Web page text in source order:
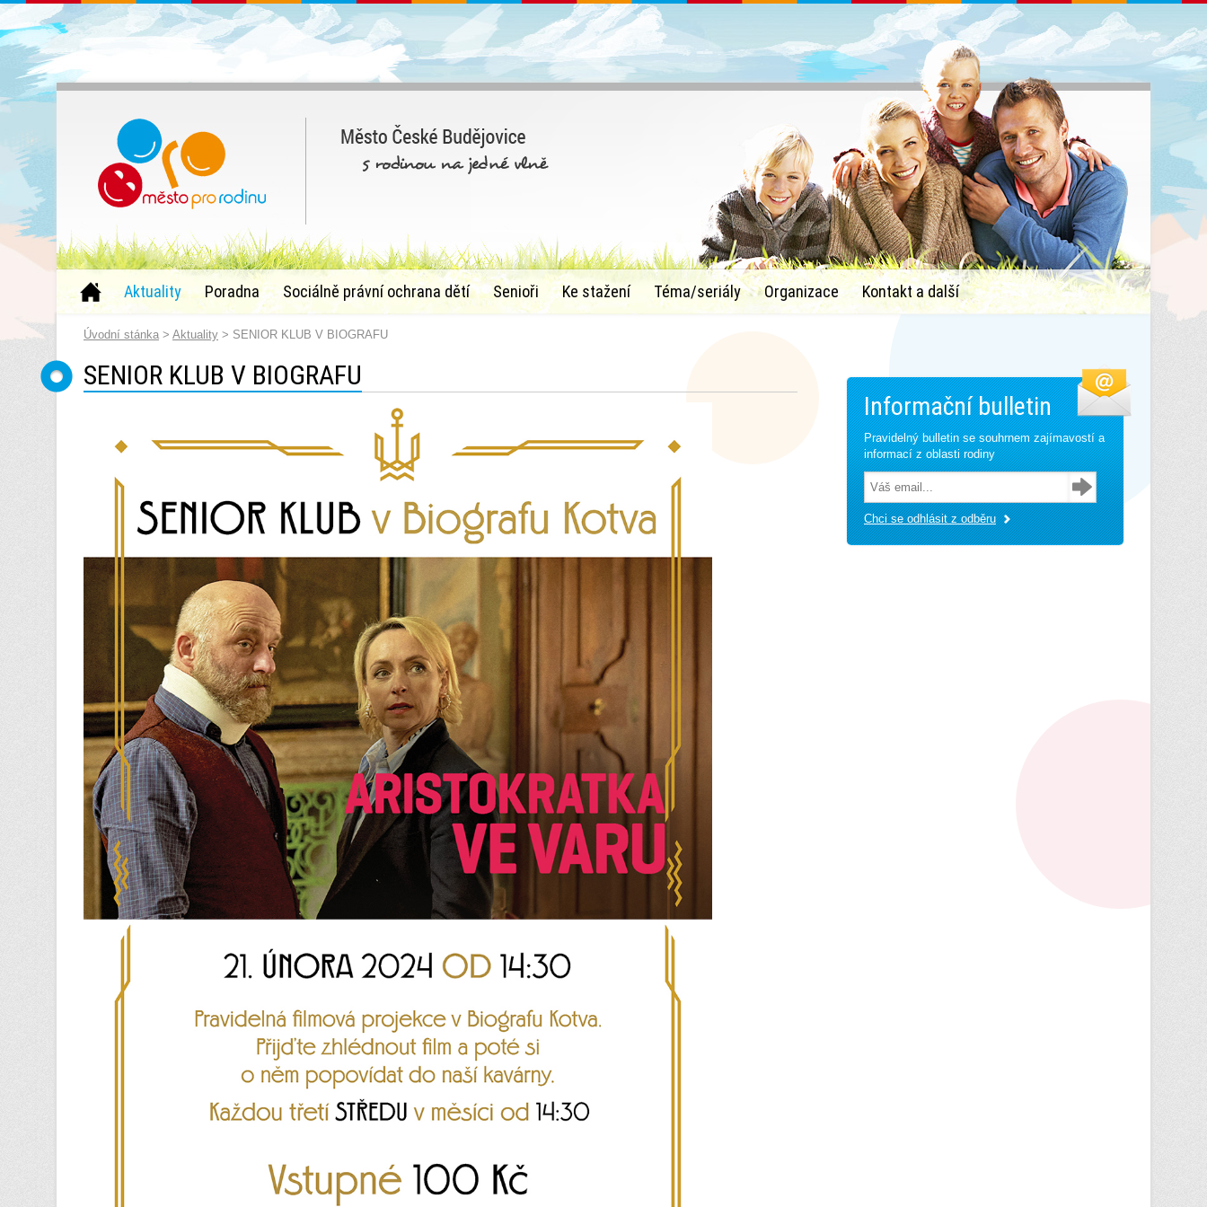
Aktuality Poradna Sociálně právní ochrana dětí Senioři Ke stažení Téma/seriály Organizace Kontakt a další
Úvodní stánka > Aktuality > SENIOR KLUB V BIOGRAFU
SENIOR KLUB V BIOGRAFU
Informační bulletin
Pravidelný bulletin se souhrnem zajímavostí a
informací z oblasti rodiny
Chci se odhlásit z odběru